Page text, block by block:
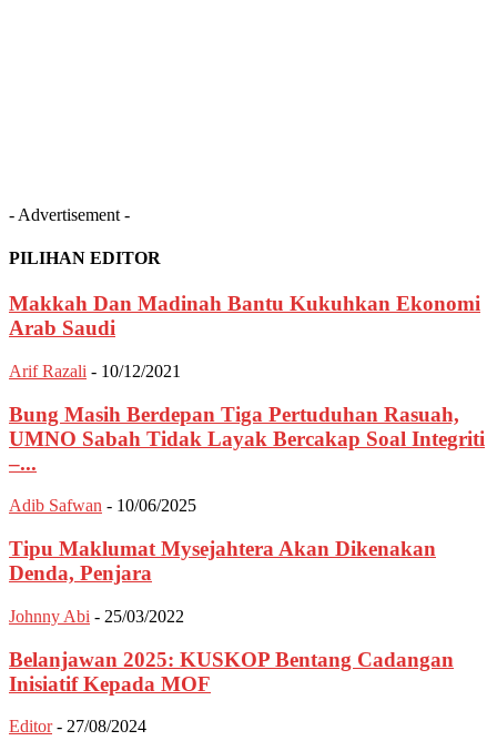
- Advertisement -
PILIHAN EDITOR
Makkah Dan Madinah Bantu Kukuhkan Ekonomi
Arab Saudi
Arif Razali - 10/12/2021
Bung Masih Berdepan Tiga Pertuduhan Rasuah,
UMNO Sabah Tidak Layak Bercakap Soal Integriti
–...
Adib Safwan - 10/06/2025
Tipu Maklumat Mysejahtera Akan Dikenakan
Denda, Penjara
Johnny Abi - 25/03/2022
Belanjawan 2025: KUSKOP Bentang Cadangan
Inisiatif Kepada MOF
Editor - 27/08/2024